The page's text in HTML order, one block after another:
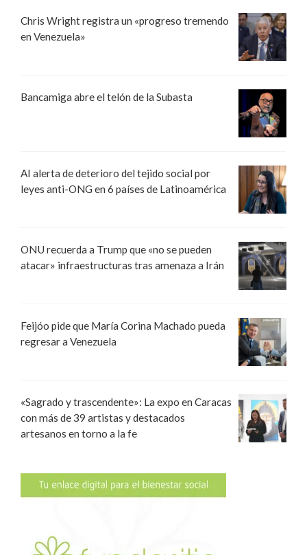
Chris Wright registra un «progreso tremendo
en Venezuela»
Bancamiga abre el telón de la Subasta
AI alerta de deterioro del tejido social por
leyes anti-ONG en 6 países de Latinoamérica
ONU recuerda a Trump que «no se pueden
atacar» infraestructuras tras amenaza a Irán
Feijóo pide que María Corina Machado pueda
regresar a Venezuela
«Sagrado y trascendente»: La expo en Caracas
con más de 39 artistas y destacados
artesanos en torno a la fe